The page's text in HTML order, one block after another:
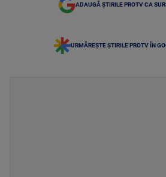
ADAUGĂ ȘTIRILE PROTV CA
URMĂREȘTE ȘTIRILE PROTV ÎN